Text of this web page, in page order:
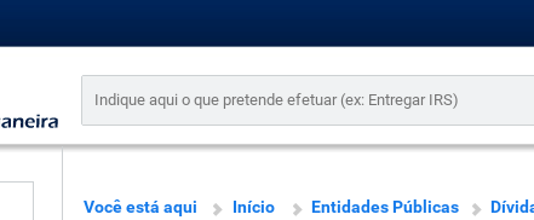
Você está aqui Início Entidades Públicas